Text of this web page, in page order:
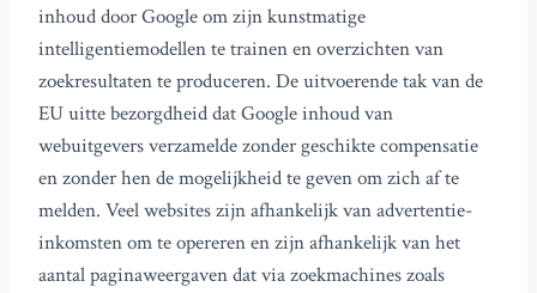
inhoud door Google om zijn kunstmatige
intelligentiemodellen te trainen en overzichten van
zoekresultaten te produceren. De uitvoerende tak van de
EU uitte bezorgdheid dat Google inhoud van
webuitgevers verzamelde zonder geschikte compensatie
en zonder hen de mogelijkheid te geven om zich af te
melden. Veel websites zijn afhankelijk van advertentie-
inkomsten om te opereren en zijn afhankelijk van het
aantal paginaweergaven dat via zoekmachines zoals